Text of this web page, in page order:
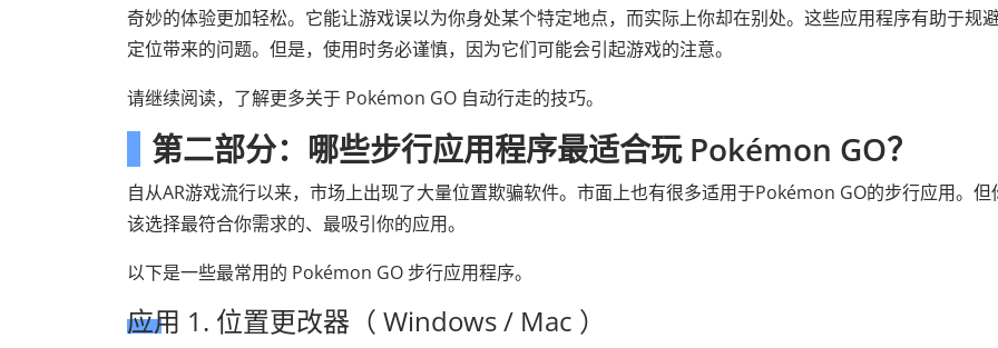
奇妙的体验更加轻松。它能让游戏误以为你身处某个特定地点，而实际上你却在别处。这些应用程序有助于规
定位带来的问题。但是，使用时务必谨慎，因为它们可能会引起游戏的注意。
请继续阅读，了解更多关于 Pokémon GO 自动行走的技巧。
第二部分：哪些步行应用程序最适合玩 Pokémon GO？
自从AR游戏流行以来，市场上出现了大量位置欺骗软件。市面上也有很多适用于Pokémon GO的步行应用。但
该选择最符合你需求的、最吸引你的应用。
以下是一些最常用的 Pokémon GO 步行应用程序。
应用 1. 位置更改器（ Windows / Mac ）